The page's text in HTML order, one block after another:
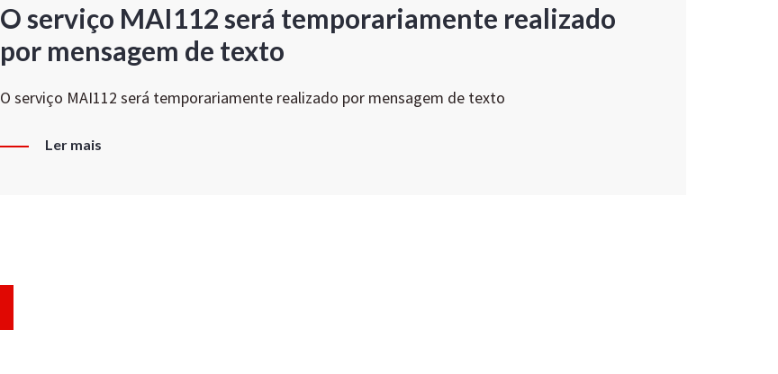
O serviço MAI112 será temporariamente realizado
por mensagem de texto
O serviço MAI112 será temporariamente realizado por mensagem de texto
Ler mais